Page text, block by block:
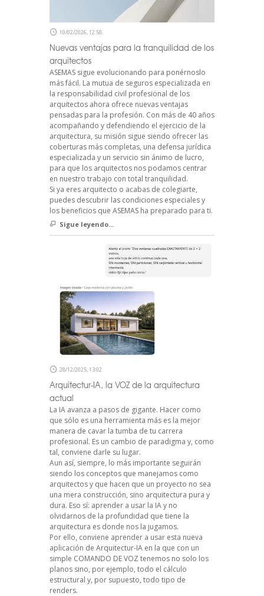
10/02/2026, 12:58
Nuevas ventajas para la tranquilidad de los
arquitectos
ASEMAS sigue evolucionando para ponérnoslo
más fácil. La mutua de seguros especializada en
la responsabilidad civil profesional de los
arquitectos ahora ofrece nuevas ventajas
pensadas para la profesión. Con más de 40 años
acompañando y defendiendo el ejercicio de la
arquitectura, su misión sigue siendo ofrecer las
coberturas más completas, una defensa jurídica
especializada y un servicio sin ánimo de lucro,
para que los arquitectos nos podamos centrar
en nuestro trabajo con total tranquilidad.
Si ya eres arquitecto o acabas de colegiarte,
puedes descubrir las condiciones especiales y
los beneficios que ASEMAS ha preparado para ti.
Sigue leyendo...
28/12/2025, 13:02
Arquitectur-IA, la VOZ de la arquitectura
actual
La IA avanza a pasos de gigante. Hacer como
que sólo es una herramienta más es la mejor
manera de cavar la tumba de tu carrera
profesional. Es un cambio de paradigma y, como
tal, conviene darle su lugar.
Aun así, siempre, lo más importante seguirán
siendo los conceptos que manejamos como
arquitectos y que hacen que un proyecto no sea
una mera construcción, sino arquitectura pura y
dura. Eso sí: aprender a usar la IA y no
olvidarnos de la profundidad que tiene la
arquitectura es donde nos la jugamos.
Por ello, conviene aprender a usar esta nueva
aplicación de Arquitectur-IA en la que con un
simple COMANDO DE VOZ tenemos no solo los
planos sino, por ejemplo, todo el cálculo
estructural y, por supuesto, todo tipo de
renders.